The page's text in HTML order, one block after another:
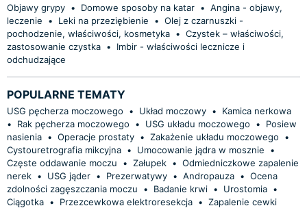
Objawy grypy • Domowe sposoby na katar • Angina - objawy,
leczenie
• Leki na przeziębienie • Olej z czarnuszki -
pochodzenie, właściwości, kosmetyka • Czystek – właściwości,
zastosowanie czystka •
Imbir - właściwości lecznicze i
odchudzające
POPULARNE TEMATY
USG pęcherza moczowego • Układ moczowy •
Kamica nerkowa
•
Rak pęcherza moczowego • USG układu moczowego •
Posiew
nasienia • Operacje prostaty • Zakażenie układu moczowego
•
Cystouretrografia mikcyjna • Umocowanie jądra w mosznie
•
Częste oddawanie moczu
• Załupek • Odmiedniczkowe zapalenie
nerek • USG jąder • Prezerwatywy • Andropauza • Ocena
zdolności zagęszczania moczu
• Badanie krwi • Urostomia •
Ciągotka • Przezcewkowa elektroresekcja • Zapalenie cewki